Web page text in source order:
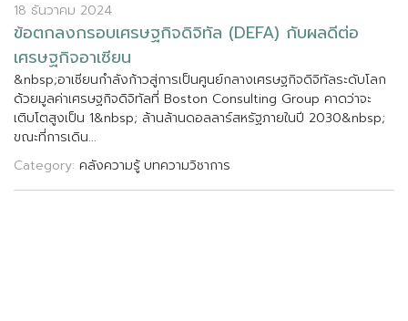
18 ธันวาคม 2024
ขอตกลงกรอบเศรษฐกจดจทล (DEFA) กบผลดตอ
เศรษฐกจอาเซยน
&nbsp;อาเซยนกลงกาวสการเปนศนยกลางเศรษฐกจดจทลระดบโลก
ดวยมลคาเศรษฐกจดจทลท Boston Consulting Group คาดวาจะ
เตบโตสงเปน 1&nbsp; ลานลานดอลลารสหรฐภายในป 2030&nbsp;
ขณะทการเดน...
Category: คลังความรู้บทความวิชาการ